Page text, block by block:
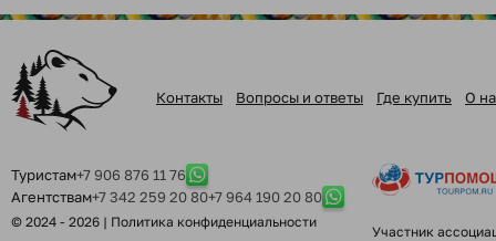
Контакты Вопросы и ответы Где купить О
Туристам+7 906 876 11 76
Агентствам+7 342 259 20 80+7 964 190 20 80
© 2024 - 2026 | Политика конфиденциальности
Участник